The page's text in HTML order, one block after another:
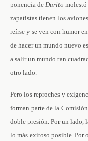
ponencia de Durito molestó
zapatistas tienen los
reírse y se ven con humor
de hacer un mundo nuevo
a salir un mundo tan
otro lado.
Pero los reproches y
forman parte de la
doble presión. Por un lado,
lo más exitoso posible. Por